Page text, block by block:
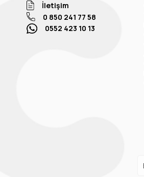
İletişim
0 850 241 77 58
0552 423 10 13